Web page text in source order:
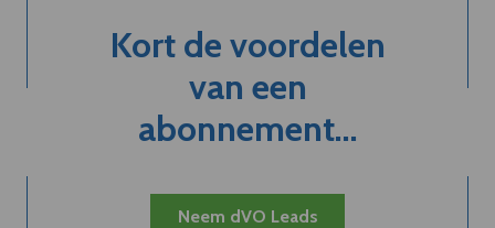
Kort de voordelen
van een
abonnement...
Neem dVO Leads